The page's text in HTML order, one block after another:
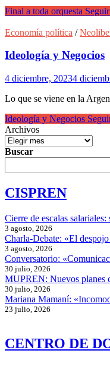
Final a toda orquesta
Economía política /
Ideología y Negocios
4 diciembre, 20234
Lo que se viene en la
Ideología y Negocios
Archivos
Buscar
CISPREN
Cierre de escalas
3 agosto, 2026
Charla-Debate: «El
3 agosto, 2026
Conversatorio:
30 julio, 2026
MUPREN: Nuevos planes
30 julio, 2026
Mariana Mamaní:
23 julio, 2026
CENTRO DE